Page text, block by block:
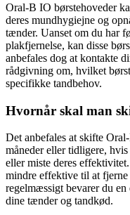
Oral-B IO børstehoveder
deres mundhygiejne og
tænder. Uanset om du har
plakfjernelse, kan disse
anbefales dog at kontakte
rådgivning om, hvilket
specifikke tandbehov.
Hvornår skal man
Det anbefales at skifte
måneder eller tidligere,
eller miste deres
mindre effektive til at
regelmæssigt bevarer du
dine tænder og tandkød.